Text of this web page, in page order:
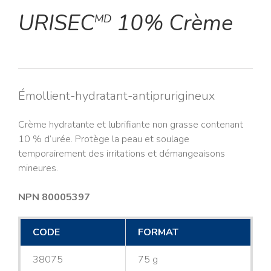
URISECMD 10% Crème
Émollient-hydratant-antiprurigineux
Crème hydratante et lubrifiante non grasse contenant
10 % d’urée. Protège la peau et soulage
temporairement des irritations et démangeaisons
mineures.
NPN 80005397
CODE FORMAT
38075 75 g